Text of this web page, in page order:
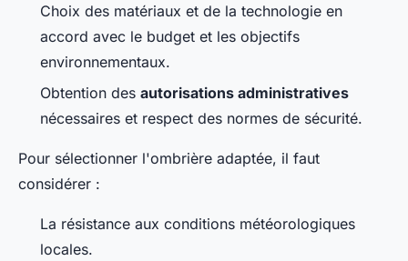
Choix des matériaux et de la technologie en
accord avec le budget et les objectifs
environnementaux.
Obtention des autorisations administratives
nécessaires et respect des normes de sécurité.
Pour sélectionner l'ombrière adaptée, il faut
considérer :
La résistance aux conditions météorologiques
locales.